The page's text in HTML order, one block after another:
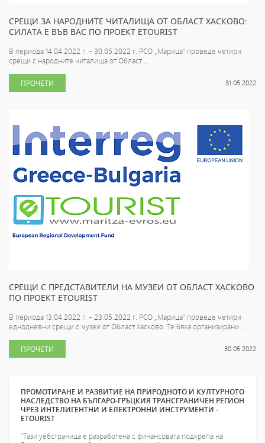
СРЕЩИ ЗА НАРОДНИТЕ ЧИТАЛИЩА ОТ ОБЛАСТ ХАСКОВО:
СИЛАТА Е ВЪВ ВАС ПО ПРОЕКТ ETOURIST
В периода 14.04.2022 г. – 30.05.2022 г. РСО „Марица“ проведе четири
срещи с народните читалища от Област ...
31.05.2022
ПРОЧЕТИ
СРЕЩИ С ПРЕДСТАВИТЕЛИ НА МУЗЕИ ОТ ОБЛАСТ ХАСКОВО
ПО ПРОЕКТ ETOURIST
В периода 13.04.2022 г. – 23.05.2022 г. РСО „Марица“ проведе четири
еднодневни срещи с музеи от Област Хасково. Те бяха организирани ...
30.05.2022
ПРОЧЕТИ
ПРОМОТИРАНЕ И РАЗВИТИЕ НА ПРИРОДНОТО И КУЛТУРНОТО
НАСЛЕДСТВО НА БЪЛГАРО-ГРЪЦКИЯ ТРАНСГРАНИЧЕН РЕГИОН
ЧРЕЗ ИНТЕЛИГЕНТНИ И ЕЛЕКТРОННИ ИНСТРУМЕНТИ -
ETOURIST
"Тази уебстраница е разработена с финансовата подкрепа на